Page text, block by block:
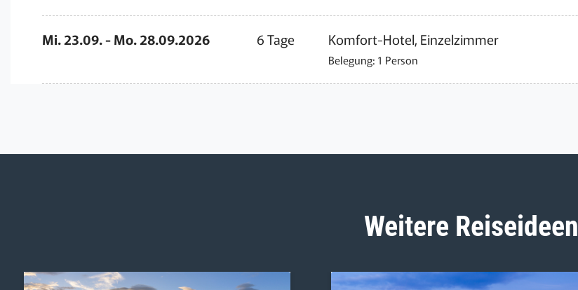
Mi. 23.09. - Mo. 28.09.2026 6 Tage Komfort-Hotel, Einzelzimmer
Belegung: 1 Person
Weitere Reiseideen